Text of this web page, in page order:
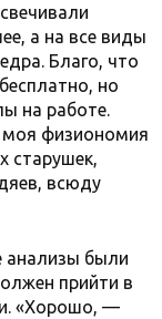
а на все виды
Благо, что
но
на работе.
моя физиономия
старушек,
всюду
анализы были
прийти в
«Хорошо, —